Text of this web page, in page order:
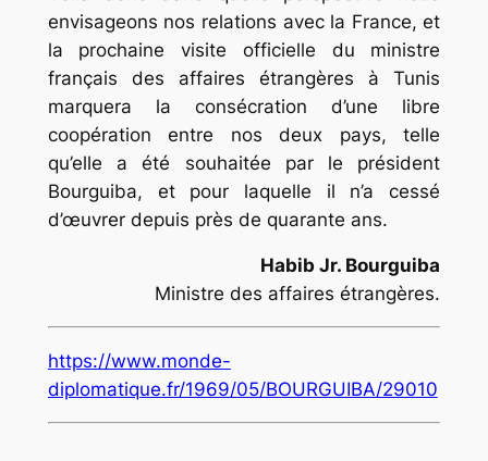
envisageons nos relations avec la France, et
la prochaine visite officielle du ministre
français des affaires étrangères à Tunis
marquera la consécration d’une libre
coopération entre nos deux pays, telle
qu’elle a été souhaitée par le président
Bourguiba, et pour laquelle il n’a cessé
d’œuvrer depuis près de quarante ans.
Habib Jr. Bourguiba
Ministre des affaires étrangères.
https://www.monde-
diplomatique.fr/1969/05/BOURGUIBA/29010